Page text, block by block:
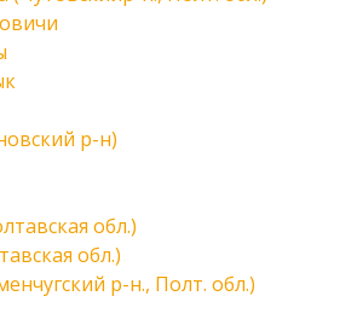
р-н)
обл.)
обл.)
р-н., Полт. обл.)